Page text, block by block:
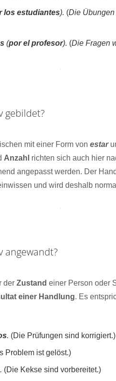
los estudiantes). (Die
(por el profesor). (Die Fragen
gebildet?
mit einer Form vonestar
Anzahl richten sich auch hier
angepasst werden. Der
und wird deshalb
angewandt?
derZustand einer Person oder
einer Handlung. Es
. (Die Prüfungen sind korrigiert.)
Problem ist gelöst.)
. (Die Kekse sind vorbereitet.)